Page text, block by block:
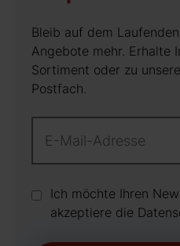
Bleib auf dem
Angebote mehr. Erhalte
Sortiment oder zu
Postfach.
Ich möchte Ihren
akzeptiere die